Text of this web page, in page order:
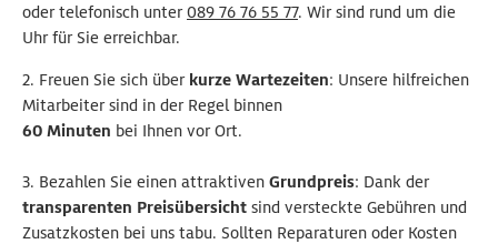
oder telefonisch unter089 76 76 55 77. Wir sind rund um die
Uhr für Sie erreichbar.
2. Freuen Sie sich über kurze Wartezeiten: Unsere hilfreichen
Mitarbeiter sind in der Regel binnen
60 Minuten bei Ihnen vor Ort.
3. Bezahlen Sie einen attraktiven Grundpreis: Dank der
transparenten Preisübersicht sind versteckte Gebühren und
Zusatzkosten bei uns tabu. Sollten Reparaturen oder Kosten